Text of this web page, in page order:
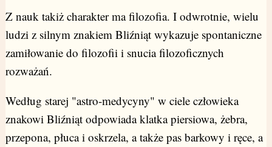
Z nauk takiż charakter ma filozofia. I odwrotnie, wielu
ludzi z silnym znakiem Bliźniąt wykazuje spontaniczne
zamiłowanie do filozofii i snucia filozoficznych
rozważań.
Według starej "astro-medycyny" w ciele człowieka
znakowi Bliźniąt odpowiada klatka piersiowa, żebra,
przepona, płuca i oskrzela, a także pas barkowy i ręce, a